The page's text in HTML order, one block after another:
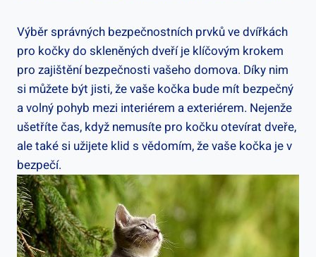
Výběr správných bezpečnostních prvků ve dvířkách
pro kočky do skleněných dveří je klíčovým krokem
pro zajištění bezpečnosti vašeho domova. Díky nim
si můžete být jisti, že vaše kočka bude mít bezpečný
a volný pohyb mezi interiérem a exteriérem. Nejenže
ušetříte čas, když nemusíte pro kočku otevírat dveře,
ale také si užijete klid s vědomím, že vaše kočka je v
bezpečí.